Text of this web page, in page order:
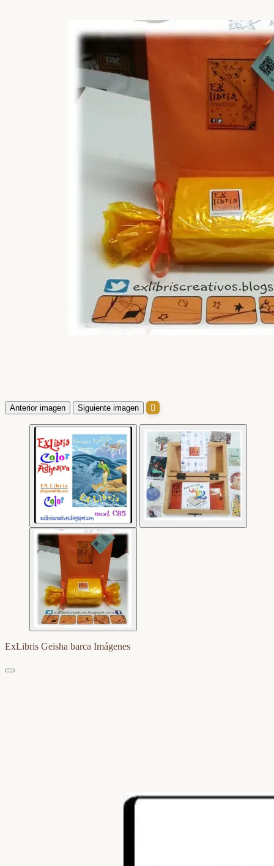
Anterior imagen Siguiente imagen 
ExLibris Geisha barca Imágenes